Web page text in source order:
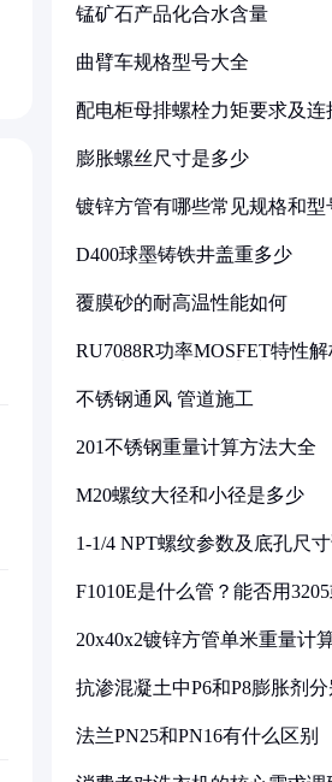
锰矿石产品化合水含量
曲臂车规格型号大全
配电柜母排螺栓力矩要求及连
膨胀螺丝尺寸是多少
镀锌方管有哪些常见规格和型
D400球墨铸铁井盖重多少
覆膜砂的耐高温性能如何
RU7088R功率MOSFET特性
不锈钢通风 管道施工
201不锈钢重量计算方法大全
M20螺纹大径和小径是多少
1-1/4 NPT螺纹参数及底孔尺
F1010E是什么管？能否用
20x40x2镀锌方管单米重量计
抗渗混凝土中P6和P8膨胀剂
法兰PN25和PN16有什么区别